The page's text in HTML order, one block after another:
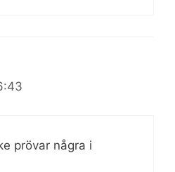
prövar några i